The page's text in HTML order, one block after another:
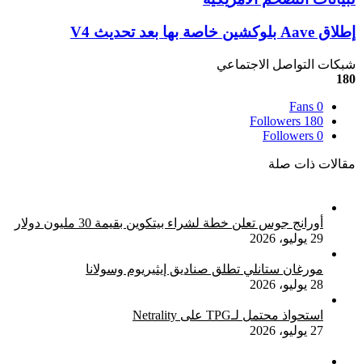
أرباح
كبيرة
بعد
خسائر
قوية
وسط
ترقب
لبيانات
التضخم
إطلاق
Aave
بلوكشين
خاصة
تحديث
إطلاق Aave بلوكشين خاصة بها بعد تحديث V4
شبكات التواصل الاجتماعي
180
0
Fans
180
Followers
0
Followers
مقالات ذات صلة
أورانج جوس تعلن خطة لشراء بيتكوين بقيمة 30 مليون دولار
29 يوليو، 2026
مورغان ستانلي تطلق صناديق إيثيريوم وسولانا
28 يوليو، 2026
استحواذ محتمل لـTPG على Netrality
27 يوليو، 2026